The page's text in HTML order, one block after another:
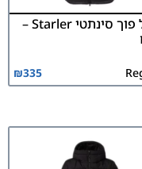
מעיל פוך סינתטי Starler –
₪335